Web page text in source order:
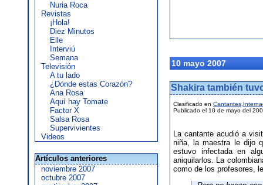
Nuria Roca
Revistas
¡Hola!
Diez Minutos
Elle
Interviú
Semana
Televisión
A tu lado
¿Dónde estas Corazón?
Ana Rosa
Aquí hay Tomate
Factor X
Salsa Rosa
Supervivientes
Videos
Artículos anteriores
noviembre 2007
octubre 2007
10 mayo 2007
Shakira también
Clasificado en Cantantes
Publicado el 10 de mayo del
La cantante acudió a
niña, la maestra le dijo
estuvo infectada en
aniquilarlos. La
como de los profesores,